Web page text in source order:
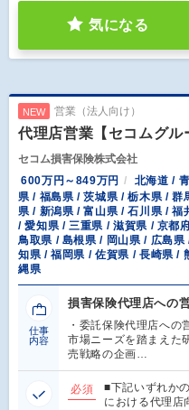
気になる
NEW 営業（法人向け）
代理店営業【セコムグル
セコム損害保険株式会社
600万円～849万円
北海道 /
県 / 福島県 / 茨城県 / 栃木県 / 群
県 / 新潟県 / 富山県 / 石川県 / 福
/ 愛知県 / 三重県 / 滋賀県 / 京都
鳥取県 / 島根県 / 岡山県 / 広島
知県 / 福岡県 / 佐賀県 / 長崎県 /
縄県
仕事
内容
損害保険代理店への
・委託保険代理店へ
市場ニーズを踏まえた
売戦略の企画…
必須
■下記いずれか
における代理